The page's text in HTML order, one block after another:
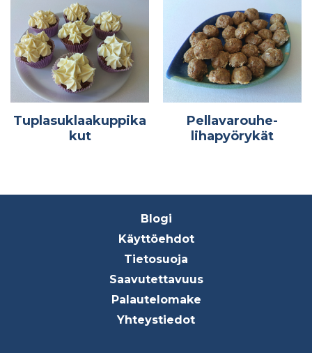
Tuplasuklaakuppika
kut
Pellavarouhe-
lihapyörykät
Blogi
Käyttöehdot
Tietosuoja
Saavutettavuus
Palautelomake
Yhteystiedot